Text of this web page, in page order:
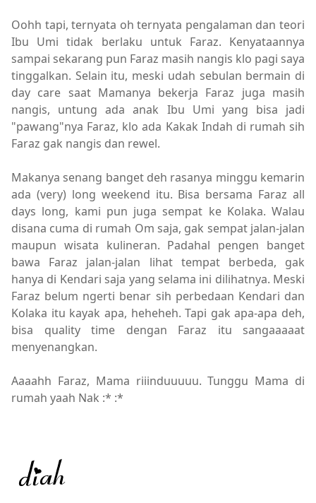
Oohh tapi, ternyata oh ternyata pengalaman dan teori
Ibu Umi tidak berlaku untuk Faraz. Kenyataannya
sampai sekarang pun Faraz masih nangis klo pagi saya
tinggalkan. Selain itu, meski udah sebulan bermain di
day care saat Mamanya bekerja Faraz juga masih
nangis, untung ada anak Ibu Umi yang bisa jadi
"pawang"nya Faraz, klo ada Kakak Indah di rumah sih
Faraz gak nangis dan rewel.
Makanya senang banget deh rasanya minggu kemarin
ada (very) long weekend itu. Bisa bersama Faraz all
days long, kami pun juga sempat ke Kolaka. Walau
disana cuma di rumah Om saja, gak sempat jalan-jalan
maupun wisata kulineran. Padahal pengen banget
bawa Faraz jalan-jalan lihat tempat berbeda, gak
hanya di Kendari saja yang selama ini dilihatnya. Meski
Faraz belum ngerti benar sih perbedaan Kendari dan
Kolaka itu kayak apa, heheheh. Tapi gak apa-apa deh,
bisa quality time dengan Faraz itu sangaaaaat
menyenangkan.
Aaaahh Faraz, Mama riiinduuuuu. Tunggu Mama di
rumah yaah Nak :* :*